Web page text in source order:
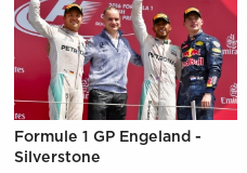
Formule 1 GP Engeland -
Silverstone